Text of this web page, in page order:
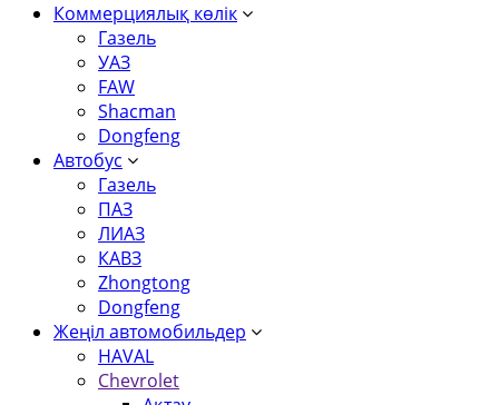
Коммерциялық көлік
Газель
УАЗ
FAW
Shacman
Dongfeng
Автобус
Газель
ПАЗ
ЛИАЗ
КАВЗ
Zhongtong
Dongfeng
Жеңіл автомобильдер
HAVAL
Chevrolet